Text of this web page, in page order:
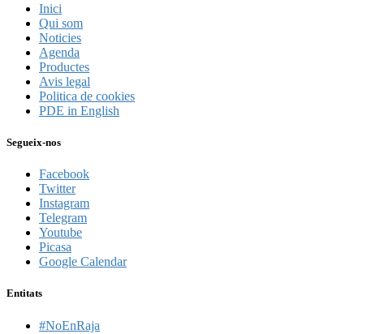
Inici
Qui som
Noticies
Agenda
Productes
Avis legal
Politica de cookies
PDE in English
Segueix-nos
Facebook
Twitter
Instagram
Telegram
Youtube
Picasa
Google Calendar
Entitats
#NoEnRaja